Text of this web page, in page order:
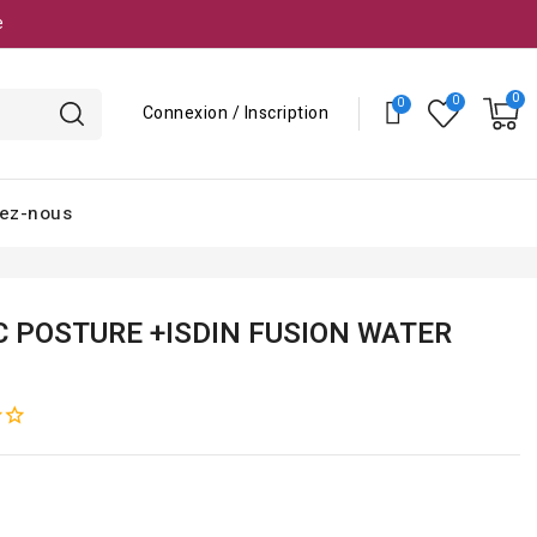
Connexion / Inscription
nous
POSTURE +ISDIN FUSION WATER